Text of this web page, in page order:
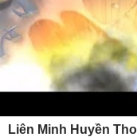
Liên Minh Huyền